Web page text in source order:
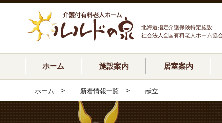
北海道指定介護保険特定施設
社会法人全国有料老人ホーム協
ホーム 施設案内 居室案内
ホーム > 新着情報一覧 > 献立